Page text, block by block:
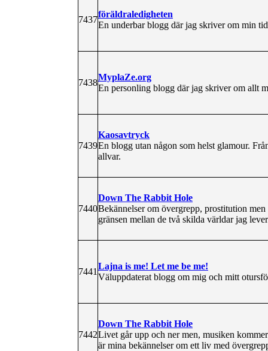
7437
föräldraledigheten
En underbar blogg där jag skriver om min
7438
MyplaZe.org
En personling blogg där jag skriver om allt
7439
Kaosavtryck
En blogg utan någon som helst glamour.
allvar.
7440
Down The Rabbit Hole
Bekännelser om övergrepp, prostitution
gränsen mellan de två skilda världar jag
7441
Lajna is me! Let me be me!
Väluppdaterat blogg om mig och mitt
7442
Down The Rabbit Hole
Livet går upp och ner men, musiken
är mina bekännelser om ett liv med